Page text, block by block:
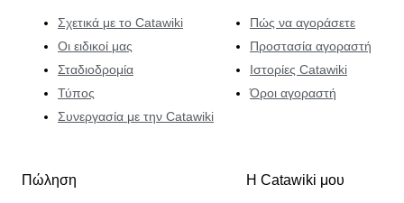
Σχετικά με το Catawiki
Οι ειδικοί μας
Σταδιοδρομία
Τύπος
Συνεργασία με την Catawiki
Πώς να αγοράσετε
Προστασία αγοραστή
Ιστορίες Catawiki
Όροι αγοραστή
Πώληση Η Catawiki μου